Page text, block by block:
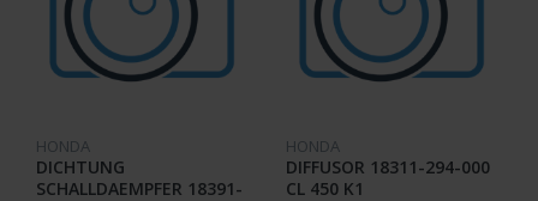
HONDA
DICHTUNG
SCHALLDAEMPFER 18391-
HONDA
DIFFUSOR 18311-294-000
CL 450 K1